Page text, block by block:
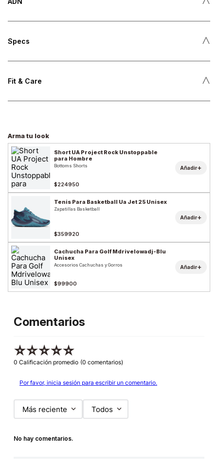
Specs ˄
Fit & Care ˄
Arma tu look
Short UA Project Rock Unstoppable
para Hombre
Bottoms Shorts
$224950
Añadir+
Tenis Para Basketball Ua Jet 25 Unisex
Zapatillas Basketball
$359920
Añadir+
Cachucha Para Golf Mdrivelowadj-Blu
Unisex
Accesorios Cachuchas y Gorros
$99900
Añadir+
Comentarios
☆☆☆☆☆
0 Calificación promedio (0 comentarios)
Por favor, inicia sesión para escribir un comentario.
Más reciente Todos
No hay comentarios.